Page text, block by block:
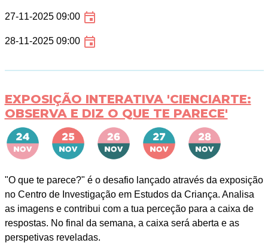
27-11-2025 09:00
28-11-2025 09:00
EXPOSIÇÃO INTERATIVA 'CIENCIARTE:
OBSERVA E DIZ O QUE TE PARECE'
"O que te parece?" é o desafio lançado através da exposição
no Centro de Investigação em Estudos da Criança. Analisa
as imagens e contribui com a tua perceção para a caixa de
respostas. No final da semana, a caixa será aberta e as
perspetivas reveladas.